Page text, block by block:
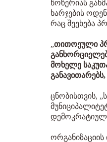
წოწერიას
ხარჯების
რაც შეეხება
„თითოეული
მოხელე
ცნობისთვის,